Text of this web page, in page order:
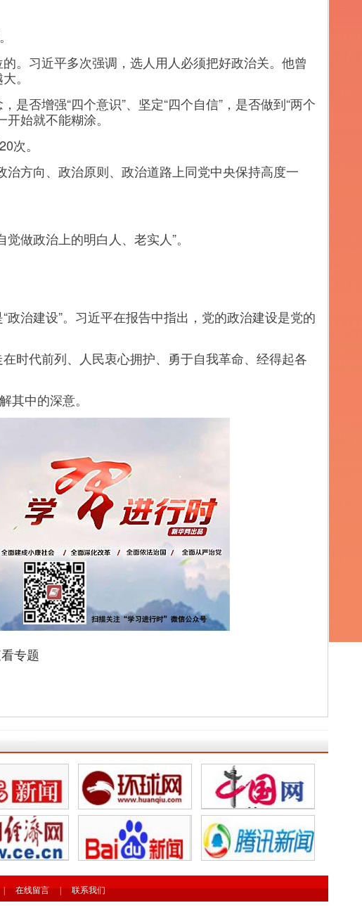
习近平多次强调，选人用人必须把好政治关。他曾
。
否增强“四个意识”、坚定“四个自信”，是否做到“两个
始就不能糊涂。
次。
方向、政治原则、政治道路上同党中央保持高度一
做政治上的明白人、老实人”。
治建设”。习近平在报告中指出，党的政治建设是党的
代前列、人民衷心拥护、勇于自我革命、经得起各
中的深意。
专题
在线留言|联系我们